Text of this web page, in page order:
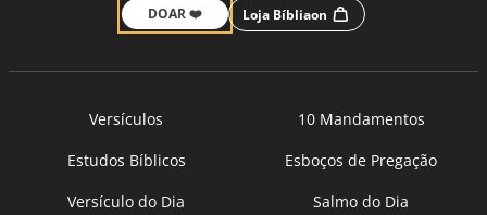
DOAR ❤️ Loja Bíbliaon
Versículos
10 Mandamentos
Estudos Bíblicos
Esboços de Pregação
Versículo do Dia
Salmo do Dia